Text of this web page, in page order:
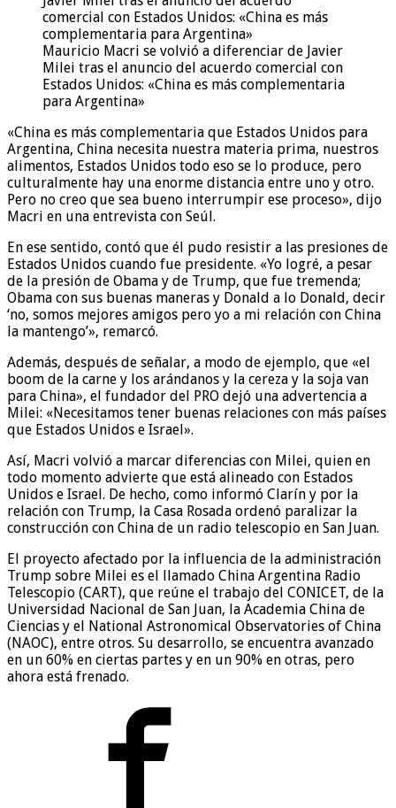
Mauricio Macri se volvió a diferenciar de Javier
Milei tras el anuncio del acuerdo comercial con
Estados Unidos: «China es más complementaria
para Argentina»
«China es más complementaria que Estados Unidos para
Argentina, China necesita nuestra materia prima, nuestros
alimentos, Estados Unidos todo eso se lo produce, pero
culturalmente hay una enorme distancia entre uno y otro.
Pero no creo que sea bueno interrumpir ese proceso», dijo
Macri en una entrevista con Seúl.
En ese sentido, contó que él pudo resistir a las presiones de
Estados Unidos cuando fue presidente. «Yo logré, a pesar
de la presión de Obama y de Trump, que fue tremenda;
Obama con sus buenas maneras y Donald a lo Donald, decir
‘no, somos mejores amigos pero yo a mi relación con China
la mantengo’», remarcó.
Además, después de señalar, a modo de ejemplo, que «el
boom de la carne y los arándanos y la cereza y la soja van
para China», el fundador del PRO dejó una advertencia a
Milei: «Necesitamos tener buenas relaciones con más países
que Estados Unidos e Israel».
Así, Macri volvió a marcar diferencias con Milei, quien en
todo momento advierte que está alineado con Estados
Unidos e Israel. De hecho, como informó Clarín y por la
relación con Trump, la Casa Rosada ordenó paralizar la
construcción con China de un radio telescopio en San Juan.
El proyecto afectado por la influencia de la administración
Trump sobre Milei es el llamado China Argentina Radio
Telescopio (CART), que reúne el trabajo del CONICET, de la
Universidad Nacional de San Juan, la Academia China de
Ciencias y el National Astronomical Observatories of China
(NAOC), entre otros. Su desarrollo, se encuentra avanzado
en un 60% en ciertas partes y en un 90% en otras, pero
ahora está frenado.